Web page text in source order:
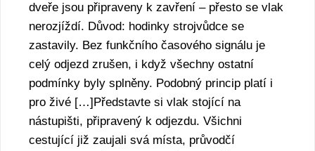
dveře jsou připraveny k zavření – přesto se vlak
nerozjíždí. Důvod: hodinky strojvůdce se
zastavily. Bez funkčního časového signálu je
celý odjezd zrušen, i když všechny ostatní
podmínky byly splněny. Podobný princip platí i
pro živé […]Představte si vlak stojící na
nástupišti, připravený k odjezdu. Všichni
cestující již zaujali svá místa, průvodčí